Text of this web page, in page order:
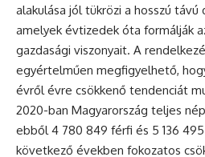
alakulása jól tükrözi a hosszú
amelyek évtizedek óta formálják
gazdasági viszonyait. A
egyértelműen megfigyelhető,
évről évre csökkenő tendenciát
2020-ban Magyarország teljes
ebből 4 780 849 férfi és 5 136
következő években fokozatos